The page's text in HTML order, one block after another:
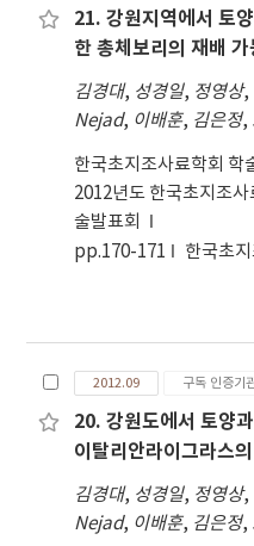
출 등, 토양 화학성인
물 함량 등을 선정하고
도, 3~5월의 평균온도
~익년 5월의 강수일수
및 가중치를 설정하였
도에서 IRG의 재배가
의 경우 고성, 속초, 양
로 경사가 완만한 해안
주로 분포하고 있었다
의 관점에서 강원도에
최적지로 영동지방의
해 및 삼척의 해안 지
일부 춘천과원주에서
관리에신중을 기해야
21. 강원지역에서 토
한 총체보리의 재배
김경대, 성경일, 정영상,
Nejad, 이배훈, 김은정,
한국초지조사료학회 학
2012년도 한국초지조
술발표회
pp.170-171
한국초
2012.09 구독 인증기
20. 강원도에서 토양
이탈리안라이그라스
김경대, 성경일, 정영상,
Nejad, 이배훈, 김은정,